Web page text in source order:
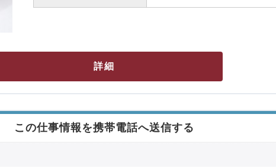
詳細
この仕事情報を携帯電話へ送信する